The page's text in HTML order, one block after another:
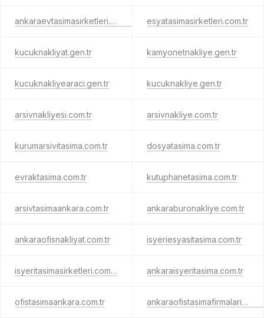
ankaraevtasimasirketleri.com.tr esyatasimasirketleri.com.tr
kucuknakliyat.gen.tr kamyonetnakliye.gen.tr
kucuknakliyearaci.gen.tr kucuknakliye.gen.tr
arsivnakliyesi.com.tr arsivnakliye.com.tr
kurumarsivitasima.com.tr dosyatasima.com.tr
evraktasima.com.tr kutuphanetasima.com.tr
arsivtasimaankara.com.tr ankaraburonakliye.com.tr
ankaraofisnakliyat.com.tr isyeriesyasitasima.com.tr
isyeritasimasirketleri.com.tr ankaraisyeritasima.com.tr
ofistasimaankara.com.tr ankaraofistasimafirmalari.com.tr